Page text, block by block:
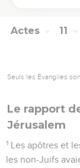
Actes 11
Seuls les Évangiles
Le rapport
Jérusalem
1 Les apôtres et
les non-Juifs